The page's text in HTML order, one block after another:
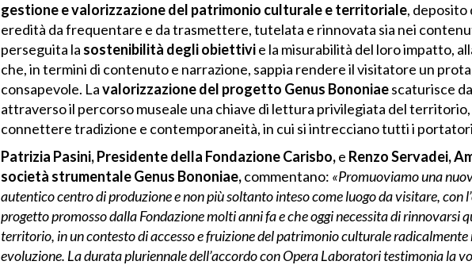
gestione e valorizzazione del patrimonio culturale e territoriale, deposito
eredità da frequentare e da trasmettere, tutelata e rinnovata sia nei
perseguita la sostenibilità degli obiettivie la misurabilità del loro impatto,
che, in termini di contenuto e narrazione, sappia rendere il visitatore un
consapevole. Lavalorizzazione del progetto Genus Bononiaescaturisce
attraverso il percorso museale una chiave di lettura privilegiata del
connettere tradizione e contemporaneità, in cui si intrecciano tutti i
Patrizia Pasini, Presidente della Fondazione Carisbo,e Renzo Servadei,
società strumentale Genus Bononiae,commentano: «Promuoviamo una
autentico centro di produzione e non più soltanto inteso come luogo da visitare, con
progetto promosso dalla Fondazione molti anni fa e che oggi necessita di rinnovarsi
territorio, in un contesto di accesso e fruizione del patrimonio culturale
evoluzione. La durata pluriennale dell’accordo con Opera Laboratori testimonia la